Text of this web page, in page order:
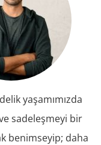
yaşamımızda
sadeleşmeyi bir
benimseyip; daha